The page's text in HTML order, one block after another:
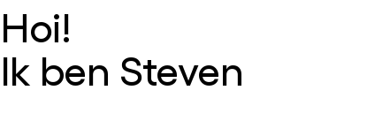
Hoi!
Ik ben Steven